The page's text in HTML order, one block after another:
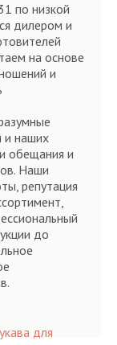
по низкой
дилером и
на основе
и
и наших
обещания и
Наши
репутация
до
для